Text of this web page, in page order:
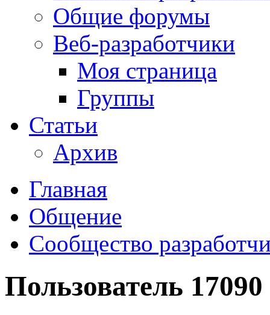
Общие форумы
Веб-разработчики
Моя страница
Группы
Статьи
Архив
Главная
Общение
Сообщество
Пользователь 17090